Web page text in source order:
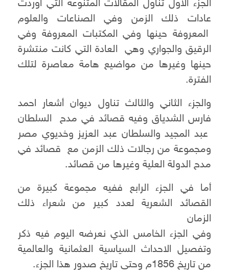
الجزء الأول تناول المقالات المتنوعة التي اوردت
عادات ذلك الزمن وفي الصناعات والعلوم
المعروفة حينها وفي المكتبات المعروفة وفي
الرقيق والجواري وهي العادة التي كانت منتشرة
حينها وغيرها من مواضيع هامة معاصرة لتلك
الفترة.
والجزء الثاني والثالث تناول ديوان أشعار احمد
فارس الشدياق وفيه قصائد في مدح السلطان
عبد المجيد والسلطان عبد العزيز وخديوي مصر
ومجموعة من رجالات ذلك الزمن مع قصائد في
مدح الدولة العلية وغيرها من قصائد.
أما في الجزء الرابع ففيه مجموعة كبيرة من
القصائد الشعرية لعدد كبير من شعراء ذلك
الزمان
وفي الجزء الخامس الذي نعرضه اليوم فيه ذكر
وتفصيل الاحداث السياسية العثمانية والعالمية
من تاريخ 1856م وحتى تاريخ صدور هذا الجزء.